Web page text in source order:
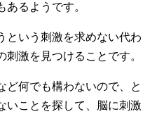
あるようです。
という刺激を求めない代わ
激を見つけることです。
ど何でも構わないので、と
いことを探して、脳に刺激